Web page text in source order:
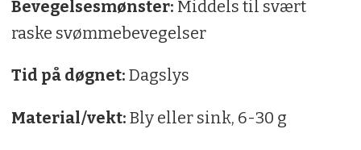
Bevegelsesmønster: Middels til svært
raske svømmebevegelser
Tid på døgnet: Dagslys
Material/vekt: Bly eller sink, 6-30 g